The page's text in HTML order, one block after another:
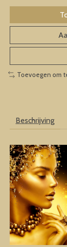
Toevoegen om
Beschrijving